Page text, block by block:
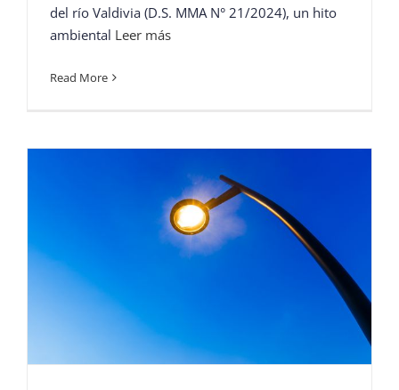
del río Valdivia (D.S. MMA N° 21/2024), un hito
ambiental Leer más
Read More